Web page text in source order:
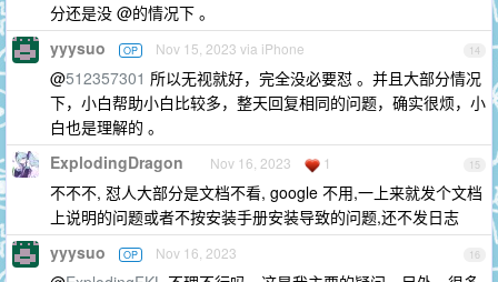
分还是没 @的情况下 。
14
yyysuo OP Nov 15, 2023 via iPhone
@512357301 所以无视就好，完全没必要怼 。并且大部分情况
下，小白帮助小白比较多，整天回复相同的问题，确实很烦，小
白也是理解的 。
15
ExplodingDragon Nov 16, 2023 1
不不不, 怼人大部分是文档不看, google 不用,一上来就发个文档
上说明的问题或者不按安装手册安装导致的问题,还不发日志
16
yyysuo OP Nov 16, 2023